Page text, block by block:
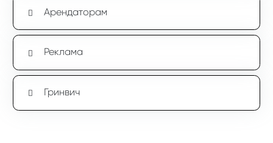
Арендаторам
Реклама
Гринвич